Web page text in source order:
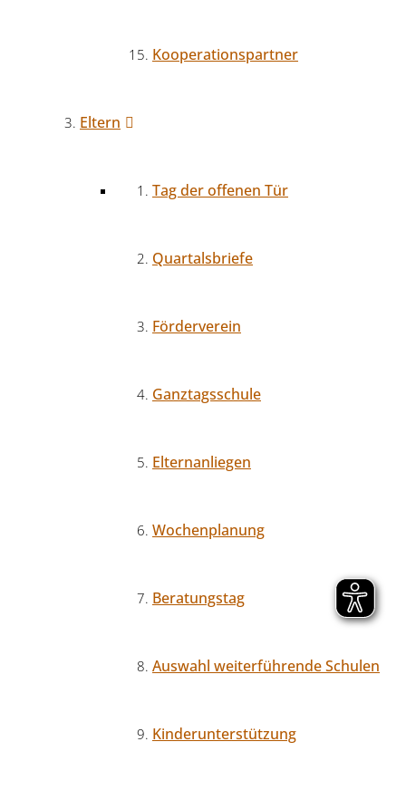
Kooperationspartner
Eltern
Tag der offenen Tür
Quartalsbriefe
Förderverein
Ganztagsschule
Elternanliegen
Wochenplanung
Beratungstag
Auswahl weiterführende Schulen
Kinderunterstützung